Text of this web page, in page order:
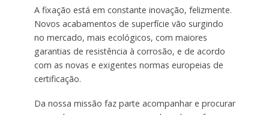
A fixação está em constante inovação, felizmente.
Novos acabamentos de superfície vão surgindo
no mercado, mais ecológicos, com maiores
garantias de resistência à corrosão, e de acordo
com as novas e exigentes normas europeias de
certificação.
Da nossa missão faz parte acompanhar e procurar